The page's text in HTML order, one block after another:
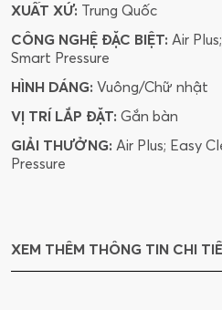
XUẤT XỨ: Trung Quốc
CÔNG NGHỆ ĐẶC BIỆT: Air
Smart Pressure
HÌNH DÁNG: Vuông/Chữ nhật
VỊ TRÍ LẮP ĐẶT: Gắn bàn
GIẢI THƯỞNG: Air Plus; Easy
Pressure
XEM THÊM THÔNG TIN CHI